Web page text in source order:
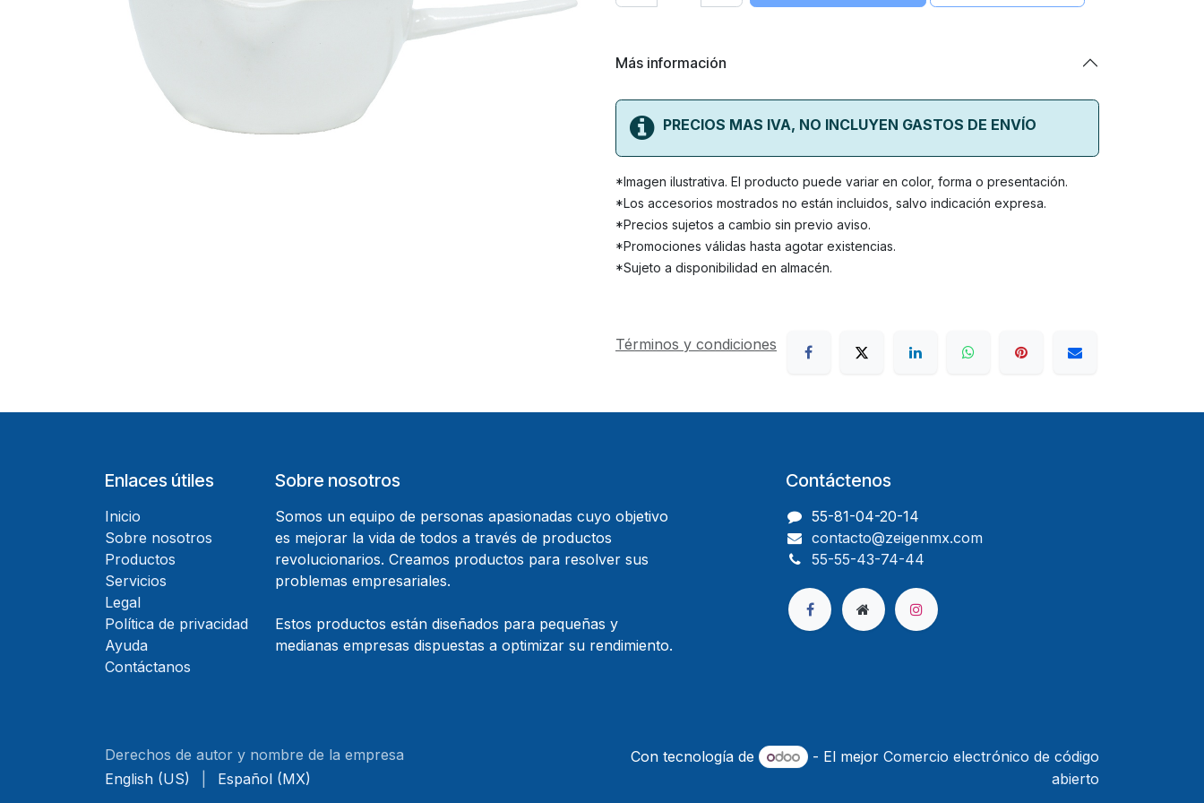
Más información
PRECIOS MAS IVA, NO INCLUYEN GASTOS DE ENVÍO
*Imagen ilustrativa. El producto puede variar en color, forma o presentación.
*Los accesorios mostrados no están incluidos, salvo indicación expresa.
*Precios sujetos a cambio sin previo aviso.
*Promociones válidas hasta agotar existencias.
*Sujeto a disponibilidad en almacén.
Términos y condiciones
Enlaces útiles
Inicio
Sobre nosotros
Productos
Servicios
Legal
Política de privacidad
Ayuda
Contáctanos
Sobre nosotros
Somos un equipo de personas apasionadas cuyo objetivo
es mejorar la vida de todos a través de productos
revolucionarios. Creamos productos para resolver sus
problemas empresariales.
Estos productos están diseñados para pequeñas y
medianas empresas dispuestas a optimizar su rendimiento.
Contáctenos
55-81-04-20-14
contacto@zeigenmx.com
55-55-43-74-44
Derechos de autor y nombre de la empresa
English (US)
Español (MX)
Con tecnología de - El mejor Comercio electrónico de código
abierto